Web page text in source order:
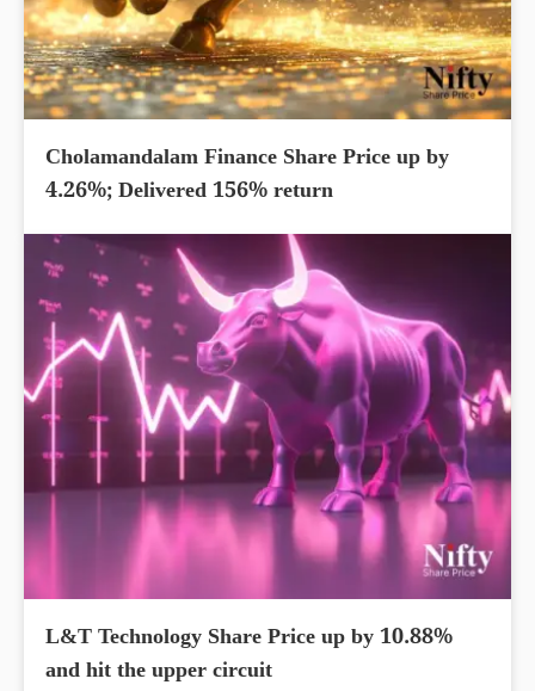
Cholamandalam Finance Share Price up by
4.26%; Delivered 156% return
L&T Technology Share Price up by 10.88%
and hit the upper circuit